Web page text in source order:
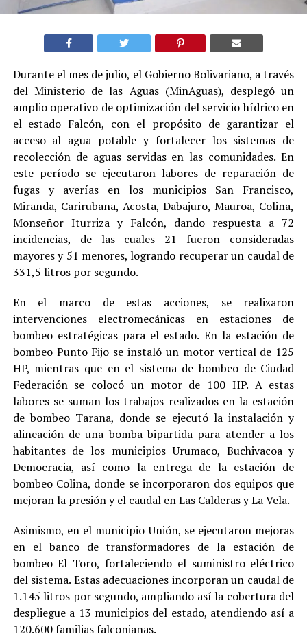
Durante el mes de julio, el Gobierno Bolivariano, a través
del Ministerio de las Aguas (MinAguas), desplegó un
amplio operativo de optimización del servicio hídrico en
el estado Falcón, con el propósito de garantizar el
acceso al agua potable y fortalecer los sistemas de
recolección de aguas servidas en las comunidades. En
este período se ejecutaron labores de reparación de
fugas y averías en los municipios San Francisco,
Miranda, Carirubana, Acosta, Dabajuro, Mauroa, Colina,
Monseñor Iturriza y Falcón, dando respuesta a 72
incidencias, de las cuales 21 fueron consideradas
mayores y 51 menores, logrando recuperar un caudal de
331,5 litros por segundo.
En el marco de estas acciones, se realizaron
intervenciones electromecánicas en estaciones de
bombeo estratégicas para el estado. En la estación de
bombeo Punto Fijo se instaló un motor vertical de 125
HP, mientras que en el sistema de bombeo de Ciudad
Federación se colocó un motor de 100 HP. A estas
labores se suman los trabajos realizados en la estación
de bombeo Tarana, donde se ejecutó la instalación y
alineación de una bomba bipartida para atender a los
habitantes de los municipios Urumaco, Buchivacoa y
Democracia, así como la entrega de la estación de
bombeo Colina, donde se incorporaron dos equipos que
mejoran la presión y el caudal en Las Calderas y La Vela.
Asimismo, en el municipio Unión, se ejecutaron mejoras
en el banco de transformadores de la estación de
bombeo El Toro, fortaleciendo el suministro eléctrico
del sistema. Estas adecuaciones incorporan un caudal de
1.145 litros por segundo, ampliando así la cobertura del
despliegue a 13 municipios del estado, atendiendo así a
120.600 familias falconianas.